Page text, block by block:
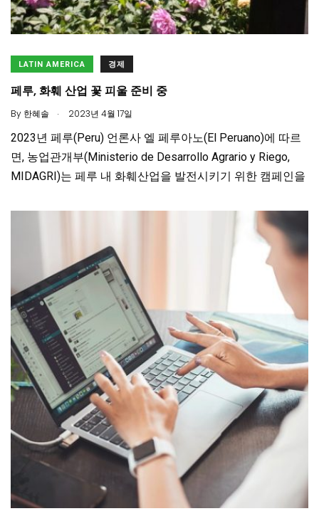
LATIN AMERICA 경제
페루, 화훼 산업 꽃 피울 준비 중
By 한혜솔 . 2023년 4월 17일
2023년 페루(Peru) 언론사 엘 페루아노(El Peruano)에 따르
면, 농업관개부(Ministerio de Desarrollo Agrario y Riego,
MIDAGRI)는 페루 내 화훼산업을 발전시키기 위한 캠페인을